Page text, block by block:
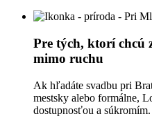
Pre tých, ktorí chcú
mimo ruchu
Ak hľadáte svadbu pri
mestsky alebo formálne,
dostupnosťou a súkromím.